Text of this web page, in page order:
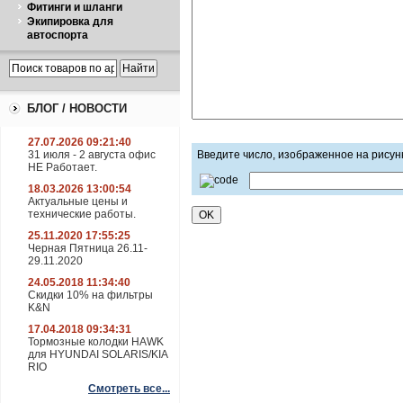
Фитинги и шланги
Экипировка для
автоспорта
БЛОГ / НОВОСТИ
27.07.2026 09:21:40
31 июля - 2 августа офис
НЕ Работает.
18.03.2026 13:00:54
Актуальные цены и
технические работы.
25.11.2020 17:55:25
Черная Пятница 26.11-
29.11.2020
24.05.2018 11:34:40
Скидки 10% на фильтры
K&N
17.04.2018 09:34:31
Тормозные колодки HAWK
для HYUNDAI SOLARIS/KIA
RIO
Смотреть все...
Введите число, изображенное на